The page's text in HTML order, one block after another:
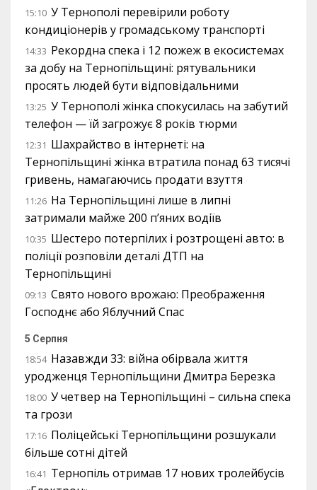
15:10 У Тернополі перевірили роботу
кондиціонерів у громадському транспорті
14:33 Рекордна спека і 12 пожеж в екосистемах
за добу на Тернопільщині: рятувальники
просять людей бути відповідальними
13:25 У Тернополі жінка спокусилась на забутий
телефон — їй загрожує 8 років тюрми
12:31 Шахрайство в інтернеті: на
Тернопільщині жінка втратила понад 63 тисячі
гривень, намагаючись продати взуття
11:26 На Тернопільщині лише в липні
затримали майже 200 п’яних водіїв
10:35 Шестеро потерпілих і розтрощені авто: в
поліції розповіли деталі ДТП на
Тернопільщині
09:13 Свято нового врожаю: Преображення
Господнє або Яблучний Спас
5 Серпня
18:54 Назавжди 33: війна обірвала життя
уродженця Тернопільщини Дмитра Березка
18:00 У четвер на Тернопільщині – сильна спека
та грози
17:16 Поліцейські Тернопільщини розшукали
більше сотні дітей
16:41 Тернопіль отримав 17 нових тролейбусів